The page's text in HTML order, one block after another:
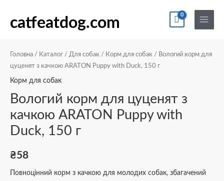
catfeatdog.com
Main
Menu
Головна / Каталог / Для собак / Корм для собак / Вологий корм для
цуценят з качкою ARATON Puppy with Duck, 150 г
Корм для собак
Вологий корм для цуценят з
качкою ARATON Puppy with
Duck, 150 г
₴58
Повноцінний корм з качкою для молодих собак, збагачений
Вологий
корм
цуценят
з
качкою
Puppy
with
Duck,
г